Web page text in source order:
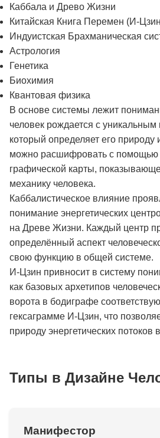
Каббала и Древо Жизни
Китайская Книга Перемен (И-
Индуистская Брахманическая
Астрология
Генетика
Биохимия
Квантовая физика
В основе системы лежит
человек рождается с уникальным
который определяет его природу
можно расшифровать с помощью
графической карты,
механику человека.
Каббалистическое влияние
понимание энергетических
на Древе Жизни. Каждый центр
определённый аспект
свою функцию в общей системе.
И-Цзин привносит в систему
как базовых архетипов
ворота в бодиграфе
гексаграмме И-Цзин, что
природу энергетических потоков
Типы в Дизайне
Манифестор